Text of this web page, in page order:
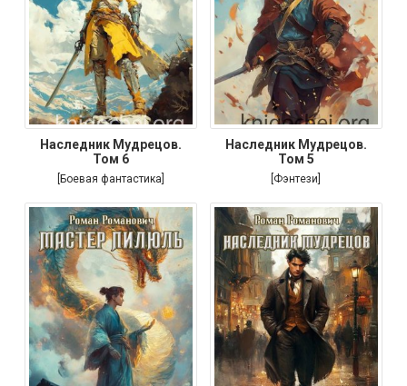
Наследник Мудрецов.
Том 6
[Боевая фантастика]
Наследник Мудрецов.
Том 5
[Фэнтези]